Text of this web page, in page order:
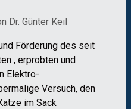
Dr. Günter Keil
Förderung des seit
, erprobten und
Elektro-
Versuch, den
im Sack